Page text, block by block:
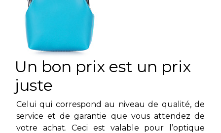
Un bon prix est un prix
juste
Celui qui correspond au niveau de qualité, de
service et de garantie que vous attendez de
votre achat. Ceci est valable pour l’optique